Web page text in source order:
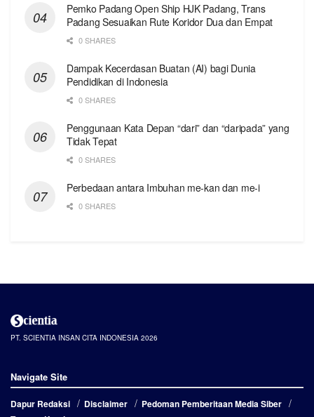
Pemko Padang Open Ship HJK Padang, Trans
Padang Sesuaikan Rute Koridor Dua dan Empat
0 SHARES
Dampak Kecerdasan Buatan (AI) bagi Dunia
Pendidikan di Indonesia
0 SHARES
Penggunaan Kata Depan “dari” dan “daripada” yang
Tidak Tepat
0 SHARES
Perbedaan antara Imbuhan me-kan dan me-i
0 SHARES
PT. SCIENTIA INSAN CITA INDONESIA 2026
Navigate Site
Dapur Redaksi Disclaimer
Pedoman Pemberitaan Media Siber